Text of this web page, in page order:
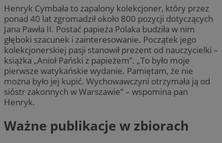
Henryk Cymbała to zapalony kolekcjoner, który przez
ponad 40 lat zgromadził około 800 pozycji dotyczących
Jana Pawła II. Postać papieża Polaka budziła w nim
głęboki szacunek i zainteresowanie. Początek jego
kolekcjonerskiej pasji stanowił prezent od nauczycielki –
książka „Anioł Pański z papieżem”. „To było moje
pierwsze watykańskie wydanie. Pamiętam, że nie
można było jej kupić. Wychowawczyni otrzymała ją od
sióstr zakonnych w Warszawie” – wspomina pan
Henryk.
Ważne publikacje w zbiorach